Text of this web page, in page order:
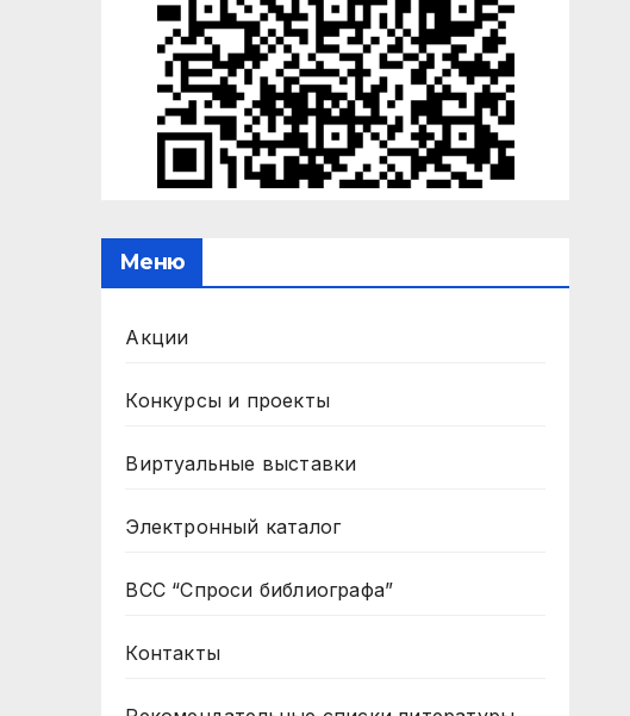
Меню
Акции
Конкурсы и проекты
Виртуальные выставки
Электронный каталог
ВСС “Спроси библиографа”
Контакты